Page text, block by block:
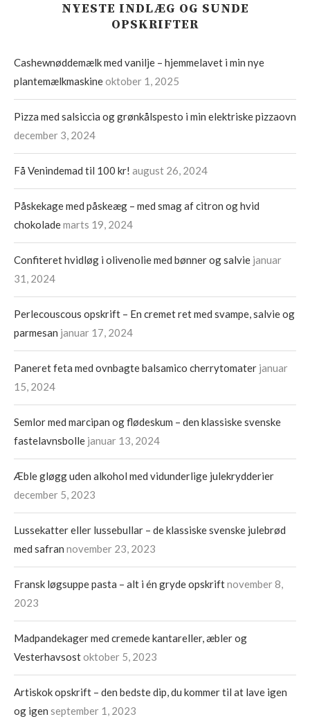
NYESTE INDLÆG OG SUNDE
OPSKRIFTER
Cashewnøddemælk med vanilje – hjemmelavet i min nye
plantemælkmaskineoktober 1, 2025
Pizza med salsiccia og grønkålspesto i min elektriske pizzaovn
december 3, 2024
Få Venindemad til 100 kr! august 26, 2024
Påskekage med påskeæg – med smag af citron og hvid
chokolademarts 19, 2024
Confiteret hvidløg i olivenolie med bønner og salvie januar
31, 2024
Perlecouscous opskrift – En cremet ret med svampe, salvie og
parmesan januar 17, 2024
Paneret feta med ovnbagte balsamico cherrytomater januar
15, 2024
Semlor med marcipan og flødeskum – den klassiske svenske
fastelavnsbolle januar 13, 2024
Æble gløgg uden alkohol med vidunderlige julekrydderier
december 5, 2023
Lussekatter eller lussebullar – de klassiske svenske julebrød
med safran november 23, 2023
Fransk løgsuppe pasta – alt i én gryde opskriftnovember 8,
2023
Madpandekager med cremede kantareller, æbler og
Vesterhavsostoktober 5, 2023
Artiskok opskrift – den bedste dip, du kommer til at lave igen
og igen september 1, 2023